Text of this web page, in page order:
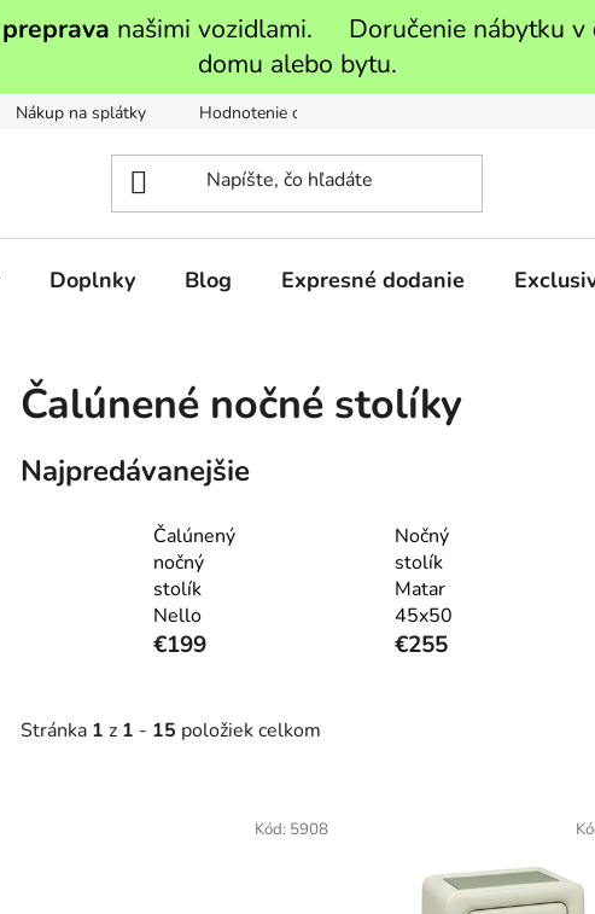
našimi vozidlami. Doručenie nábytku v
domu alebo bytu.
Nákup na splátky Hodnotenie obchodu
Doplnky Blog Expresné dodanie
Čalúnené nočné stolíky
Najpredávanejšie
Čalúnený
nočný
stolík
Nello
€199
Nočný
stolík
Matar
45x50
€255
Stránka 1 z 1 - 15 položiek celkom
Kód: 5908